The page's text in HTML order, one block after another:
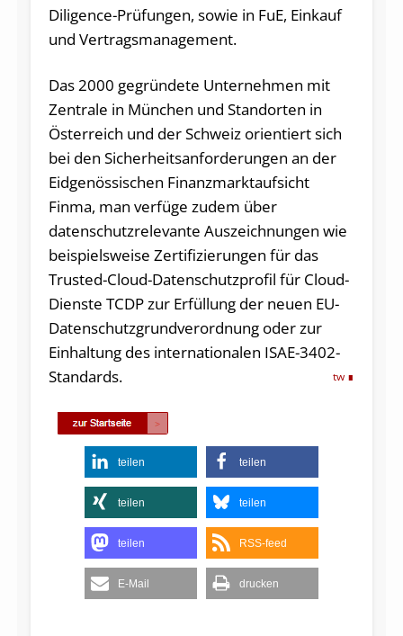
Diligence-Prüfungen, sowie in FuE, Einkauf
und Vertragsmanagement.
Das 2000 gegründete Unternehmen mit
Zentrale in München und Standorten in
Österreich und der Schweiz orientiert sich
bei den Sicherheitsanforderungen an der
Eidgenössischen Finanzmarktaufsicht
Finma, man verfüge zudem über
datenschutzrelevante Auszeichnungen wie
beispielsweise Zertifizierungen für das
Trusted-Cloud-Datenschutzprofil für Cloud-
Dienste TCDP zur Erfüllung der neuen EU-
Datenschutzgrundverordnung oder zur
Einhaltung des internationalen ISAE-3402-
Standards.
tw
teilen teilen
teilen teilen
teilen RSS-feed
E-Mail drucken